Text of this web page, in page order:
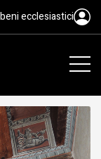
XVI
ecclesiastici